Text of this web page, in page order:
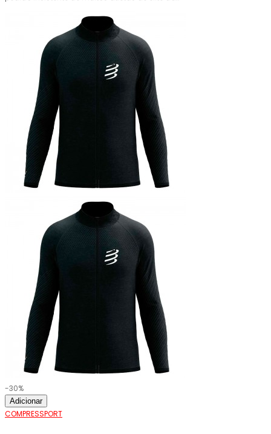
-30%
Adicionar
COMPRESSPORT